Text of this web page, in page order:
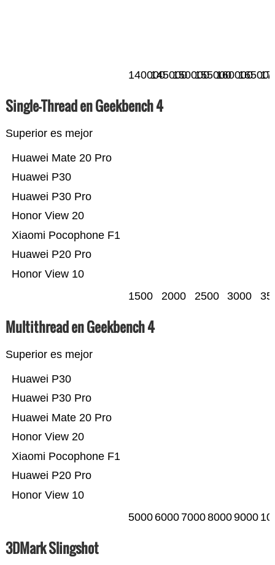
140000145000150000155000160000165000
Single-Thread en Geekbench 4
Superior es mejor
Honor View 10
Huawei P20 Pro
Xiaomi Pocophone F1
Honor View 20
Huawei P30 Pro
Huawei P30
Huawei Mate 20 Pro
1500 2000 2500 3000
Multithread en Geekbench 4
Superior es mejor
Honor View 10
Huawei P20 Pro
Xiaomi Pocophone F1
Honor View 20
Huawei Mate 20 Pro
Huawei P30 Pro
Huawei P30
5000 6000 700080009000
3DMark Slingshot